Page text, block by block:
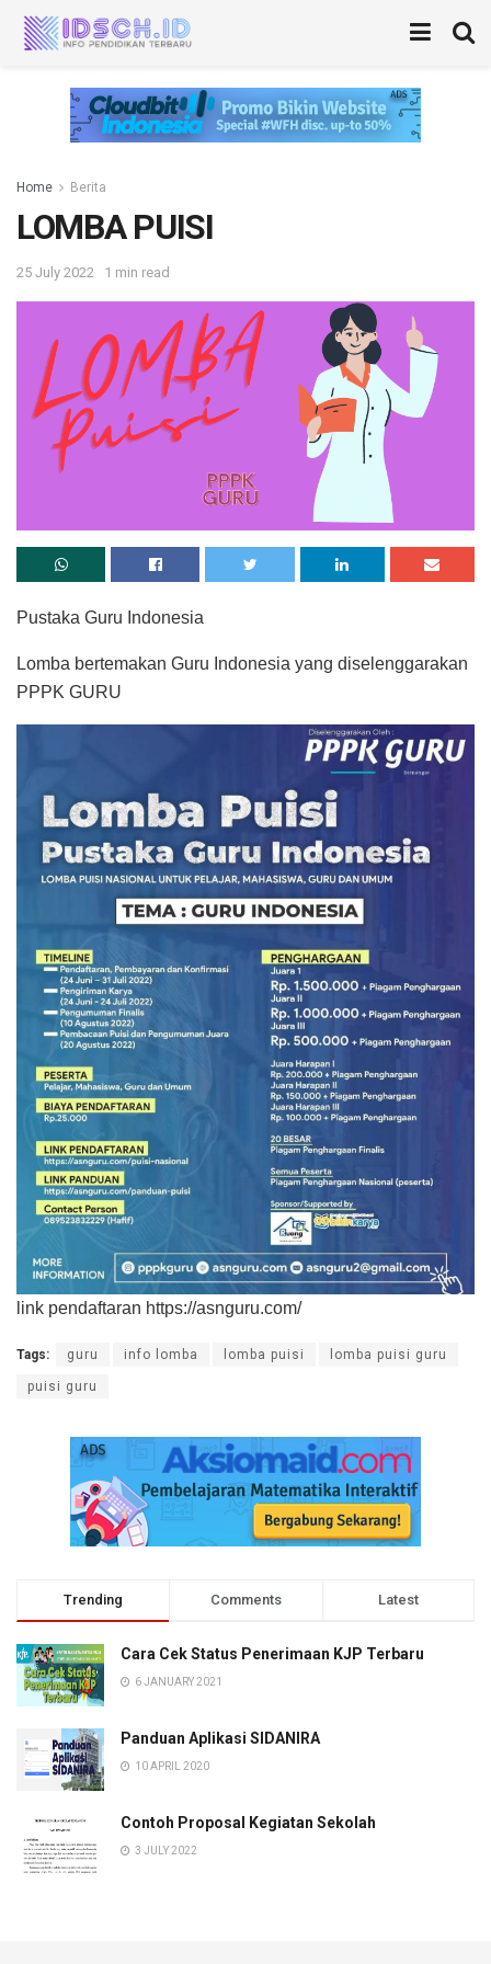
Home Berita
LOMBA PUISI
25 July 2022 1 min read
Pustaka Guru Indonesia
Lomba bertemakan Guru Indonesia yang diselenggarakan
PPPK GURU
link pendaftaran https://asnguru.com/
Tags: guru info lomba lomba puisi lomba puisi guru
puisi guru
Trending Comments Latest
Cara Cek Status Penerimaan KJP Terbaru
6 JANUARY 2021
Panduan Aplikasi SIDANIRA
10 APRIL 2020
Contoh Proposal Kegiatan Sekolah
3 JULY 2022